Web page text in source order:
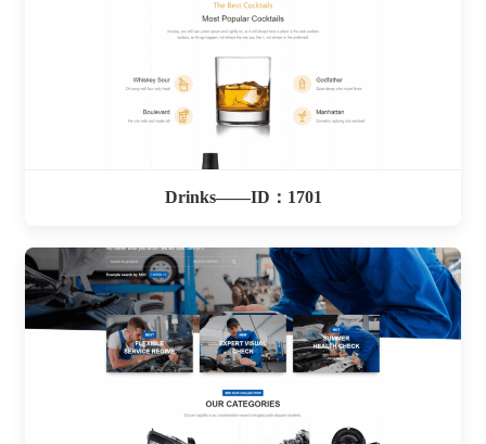
Drinks——ID：1701